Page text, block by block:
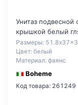
Унитаз подвесной
крышкой белый
Размеры:
Цвет: белый
Материал: фаянс
Boheme
Код товара: 261249